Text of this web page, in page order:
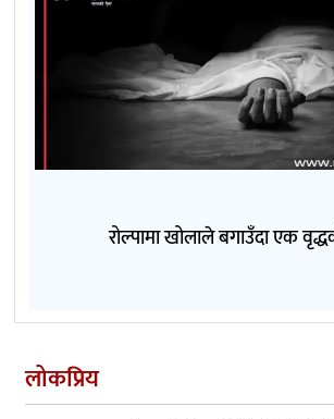
रोल्पामा खोलाले बगाउँदा एक
लोकप्रिय